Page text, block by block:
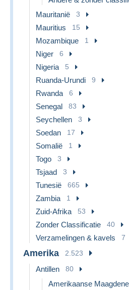
Mauritanië 3
Mauritius 15
Mozambique 1
Niger 6
Nigeria 5
Ruanda-Urundi 9
Rwanda 6
Senegal 83
Seychellen 3
Soedan 17
Somalië 1
Togo 3
Tsjaad 3
Tunesië 665
Zambia 1
Zuid-Afrika 53
Zonder Classificatie 40
Verzamelingen & kavels 7
Amerika 2.523
Antillen 80
Amerikaanse